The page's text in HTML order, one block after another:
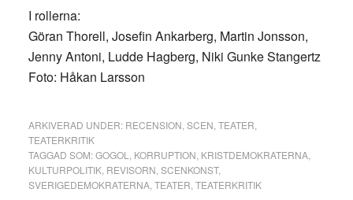
I rollerna:
Göran Thorell, Josefin Ankarberg, Martin Jonsson,
Jenny Antoni, Ludde Hagberg, Niki Gunke Stangertz
Foto: Håkan Larsson
ARKIVERAD UNDER: RECENSION SCEN TEATER
TEATERKRITIK
TAGGAD SOM:GOGOL KORRUPTION KRISTDEMOKRATERNA,
KULTURPOLITIK, REVISORN SCENKONST,
SVERIGEDEMOKRATERNA, TEATER TEATERKRITIK